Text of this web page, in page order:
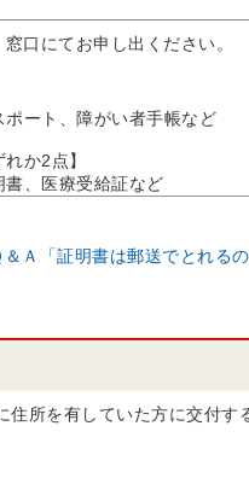
口にてお申し出ください。
ート、障がい者手帳など
か2点】
、医療受給証など
Ａ「証明書は郵送でとれるの
所を有していた方に交付す